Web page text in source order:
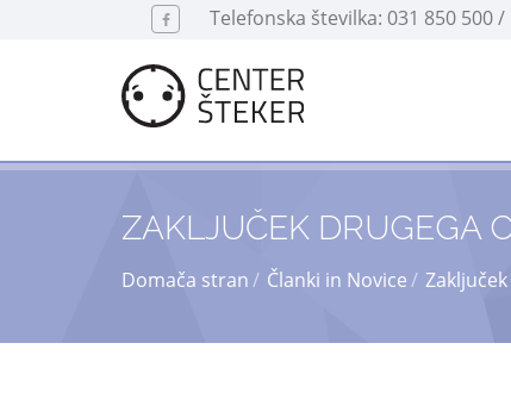
Telefonska številka: 031 850 500
ZAKLJUČEK DRUGEGA
Domača stran Članki in Novice